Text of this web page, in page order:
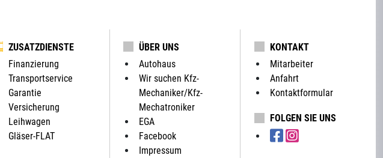
ZUSATZDIENSTE
Finanzierung
Transportservice
Garantie
Versicherung
Leihwagen
Gläser-FLAT
ÜBER UNS
Autohaus
Wir suchen Kfz-
Mechaniker/Kfz-
Mechatroniker
EGA
Facebook
Impressum
KONTAKT
Mitarbeiter
Anfahrt
Kontaktformular
FOLGEN SIE UNS